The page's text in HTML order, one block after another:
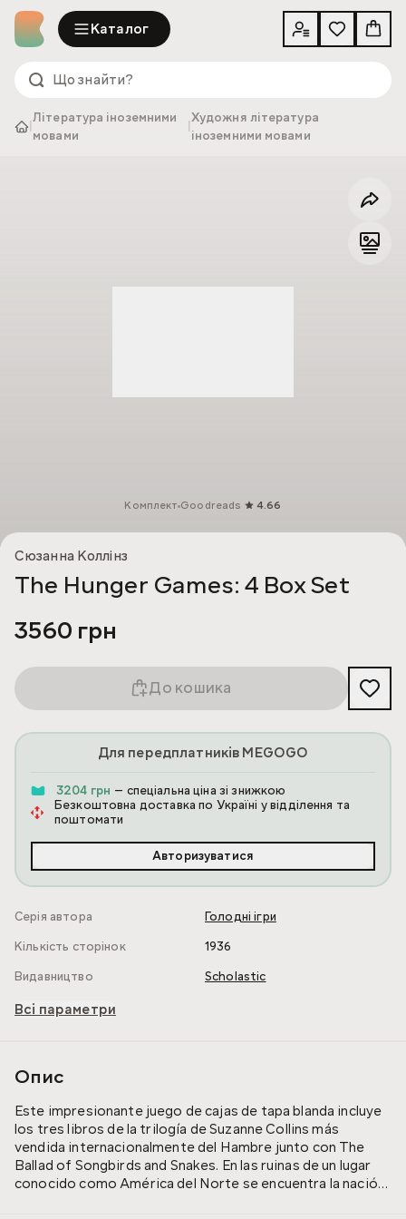
Каталог
|
Література іноземними
мовами
Художня література
іноземними мовами
Комплект Goodreads 4.66
Сюзанна Коллінз
The Hunger Games: 4 Box Set
3560 грн
До кошика
Для передплатників MEGOGO
3204 грн — спеціальна ціна зі знижкою
Безкоштовна доставка по Україні у відділення та
поштомати
Авторизуватися
Серія автора
Голодні ігри
Кількість сторінок
1936
Видавництво
Scholastic
Всі параметри
Опис
Este impresionante juego de cajas de tapa blanda incluye
los tres libros de la trilogía de Suzanne Collins más
vendida internacionalmente del Hambre junto con The
Ballad of Songbirds and Snakes. En las ruinas de un lugar
conocido como América del Norte se encuentra la nación